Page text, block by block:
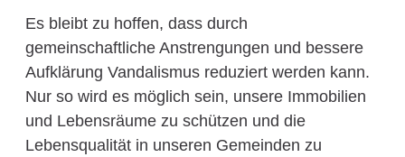
Es bleibt zu hoffen, dass durch
gemeinschaftliche Anstrengungen und bessere
Aufklärung Vandalismus reduziert werden kann.
Nur so wird es möglich sein, unsere Immobilien
und Lebensräume zu schützen und die
Lebensqualität in unseren Gemeinden zu